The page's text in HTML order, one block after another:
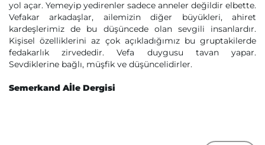
yol açar. Yemeyip yedirenler sadece anneler değildir elbette.
Vefakar arkadaşlar, ailemizin diğer büyükleri, ahiret
kardeşlerimiz de bu düşüncede olan sevgili insanlardır.
Kişisel özelliklerini az çok açıkladığımız bu gruptakilerde
fedakarlık zirvededir. Vefa duygusu tavan yapar.
Sevdiklerine bağlı, müşfik ve düşüncelidirler.
Semerkand Aİle Dergisi